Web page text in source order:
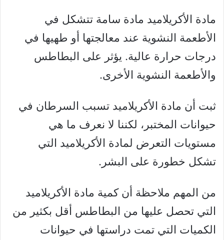
مادة الأكريلاميد مادة سامة تتشكل في
الأطعمة النشوية عند معالجتها أو طهيها في
درجات حرارة عالية. يؤثر على البطاطس
والأطعمة النشوية الأخرى.
ثبت أن مادة الأكريلاميد تسبب السرطان في
حيوانات المختبر، لكننا لا نعرف ما هي
مستويات التعرض لمادة الأكريلاميد التي
تشكل خطورة على البشر.
من المهم ملاحظة أن كمية مادة الأكريلاميد
التي تحصل عليها من البطاطس أقل بكثير من
الكميات التي تمت دراستها في حيوانات